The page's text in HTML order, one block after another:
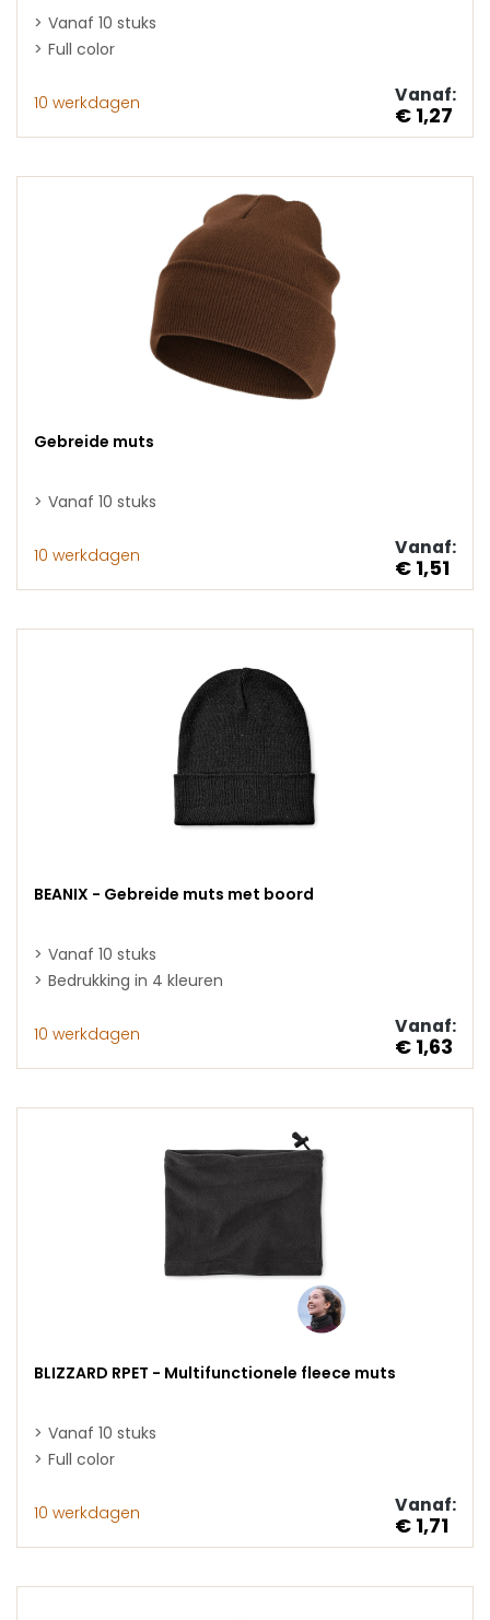
Vanaf 10 stuks
Full color
10 werkdagen Vanaf:
€ 1,27
Gebreide muts
Vanaf 10 stuks
10 werkdagen Vanaf:
€ 1,51
BEANIX - Gebreide muts met boord
Vanaf 10 stuks
Bedrukking in 4 kleuren
10 werkdagen Vanaf:
€ 1,63
BLIZZARD RPET - Multifunctionele fleece muts
Vanaf 10 stuks
Full color
10 werkdagen Vanaf:
€ 1,71